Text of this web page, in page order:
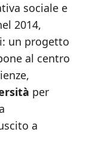
sociale e
2014,
un progetto
al centro
per
a